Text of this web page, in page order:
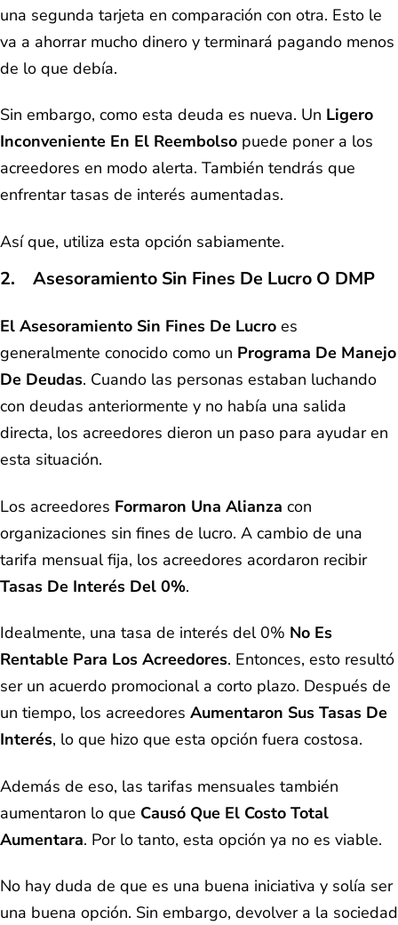
una segunda tarjeta en comparación con otra. Esto le
va a ahorrar mucho dinero y terminará pagando menos
de lo que debía.
Sin embargo, como esta deuda es nueva. Un Ligero
Inconveniente En El Reembolso puede poner a los
acreedores en modo alerta. También tendrás que
enfrentar tasas de interés aumentadas.
Así que, utiliza esta opción sabiamente.
2. Asesoramiento Sin Fines De Lucro O DMP
El Asesoramiento Sin Fines De Lucro es
generalmente conocido como un Programa De Manejo
De Deudas. Cuando las personas estaban luchando
con deudas anteriormente y no había una salida
directa, los acreedores dieron un paso para ayudar en
esta situación.
Los acreedores Formaron Una Alianza con
organizaciones sin fines de lucro. A cambio de una
tarifa mensual fija, los acreedores acordaron recibir
Tasas De Interés Del 0%.
Idealmente, una tasa de interés del 0% No Es
Rentable Para Los Acreedores. Entonces, esto resultó
ser un acuerdo promocional a corto plazo. Después de
un tiempo, los acreedores Aumentaron Sus Tasas De
Interés, lo que hizo que esta opción fuera costosa.
Además de eso, las tarifas mensuales también
aumentaron lo que Causó Que El Costo Total
Aumentara. Por lo tanto, esta opción ya no es viable.
No hay duda de que es una buena iniciativa y solía ser
una buena opción. Sin embargo, devolver a la sociedad